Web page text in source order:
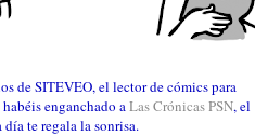
de SITEVEO, el lector de cómics para
enganchado aLas Crónicas PSN, el
te regala la sonrisa.